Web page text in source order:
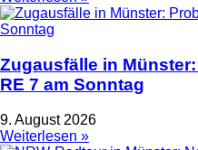
Zugausfälle in
RE 7 am Sonntag
9. August 2026
Weiterlesen »